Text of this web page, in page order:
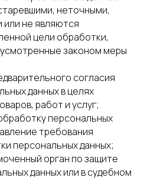
неточными,
или не являются
цели обработки,
законом меры
согласия
данных в целях
работ и услуг;
персональных
требования
персональных данных;
орган по защите
данных или в судебном